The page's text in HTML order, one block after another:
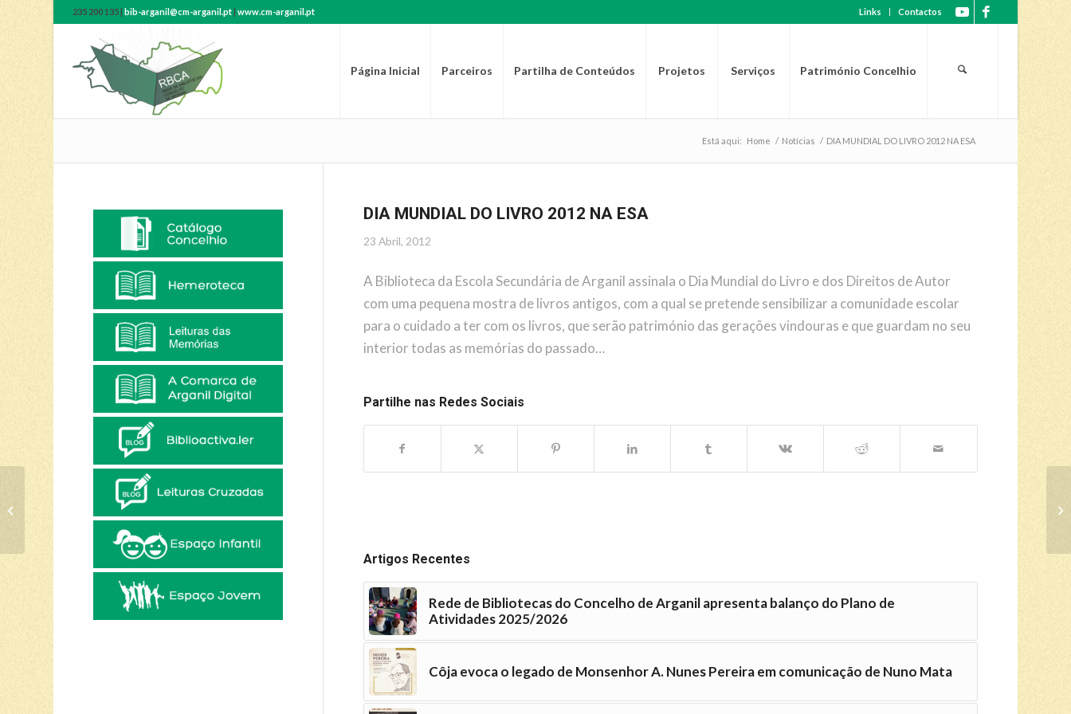
Links Contactos
235 200 135 |bib-arganil@cm-arganil.pt|www.cm-arganil.pt
Página Inicial Parceiros Partilha de Conteúdos Projetos Serviços Património Concelhio
Está aqui: Home / Notícias / DIA MUNDIAL DO LIVRO 2012 NA ESA
DIA MUNDIAL DO LIVRO 2012 NA ESA
23 Abril, 2012
A Biblioteca da Escola Secundária de Arganil assinala o Dia Mundial do Livro e dos Direitos de Autor
com uma pequena mostra de livros antigos, com a qual se pretende sensibilizar a comunidade escolar
para o cuidado a ter com os livros, que serão património das gerações vindouras e que guardam no seu
interior todas as memórias do passado…
Partilhe nas Redes Sociais
Artigos Recentes
Rede de Bibliotecas do Concelho de Arganil apresenta balanço do Plano de
Atividades 2025/2026
Côja evoca o legado de Monsenhor A. Nunes Pereira em comunicação de Nuno Mata
CICLO DE CINEMA